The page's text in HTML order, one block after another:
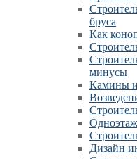
бруса
Как
минусы
Камины
Дизайн